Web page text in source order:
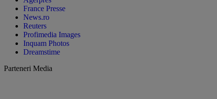
France Presse
News.ro
Reuters
Profimedia Images
Inquam Photos
Dreamstime
Parteneri Media